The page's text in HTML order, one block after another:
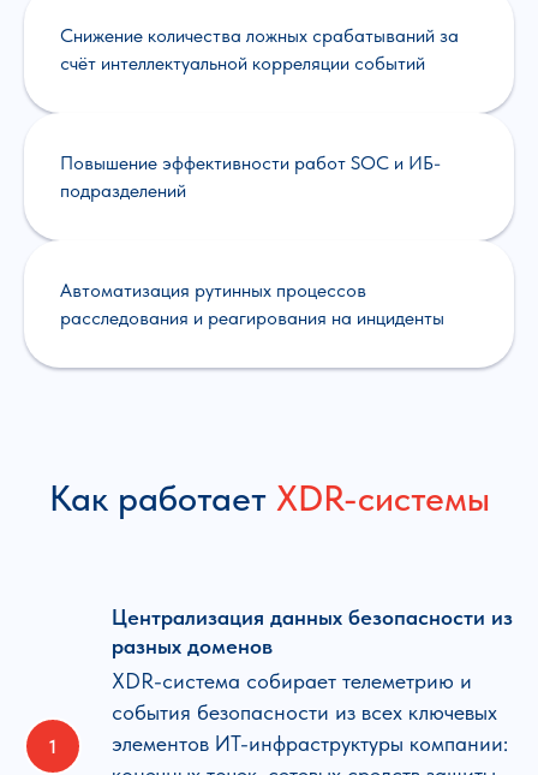
Снижение количества ложных срабатываний за
счёт интеллектуальной корреляции событий
Повышение эффективности работ SOC и ИБ-
подразделений
Автоматизация рутинных процессов
расследования и реагирования на инциденты
Как работает XDR-системы
Централизация данных безопасности из
разных доменов
XDR-система собирает телеметрию и
события безопасности из всех ключевых
элементов ИТ-инфраструктуры компании: